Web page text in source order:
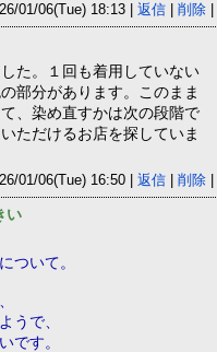
01/06(Tue) 18:13 |返信 |削除
た。１回も着用していない
部分があります。このまま
、染め直すかは次の段階で
ただけるお店を探していま
01/06(Tue) 16:50 |返信 |削除
い
ついて。
うで、
です。